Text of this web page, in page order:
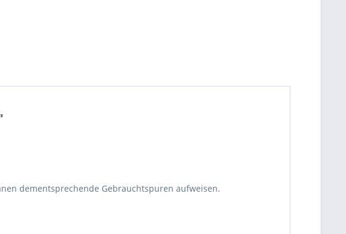
dementsprechende Gebrauchtspuren aufweisen.